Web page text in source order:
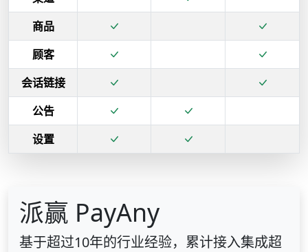
商品
顾客
会话链接
公告
设置
派赢 PayAny
基于超过10年的行业经验，累计接入集成超